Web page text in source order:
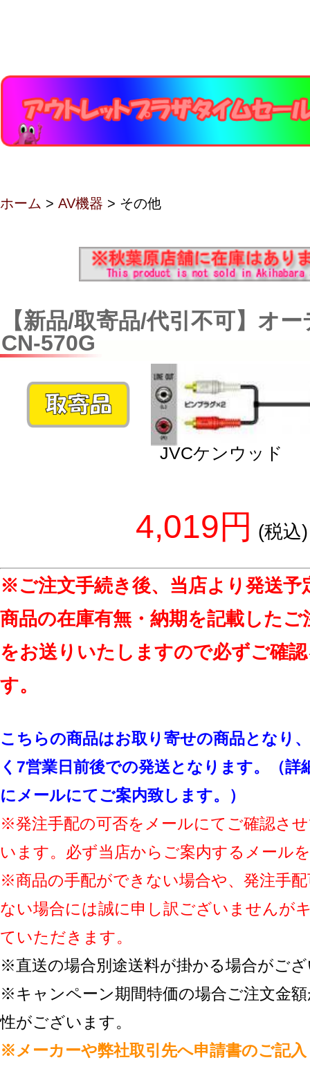
ホーム > AV機器 > その他
【新品/取寄品/代引不可】オ
CN-570G
JVCケンウッド
4,019円 (税込)
※ご注文手続き後、当店より発送予
商品の在庫有無・納期を記載したご
をお送りいたしますので必ずご確
す。
こちらの商品はお取り寄せの商品となり
く7営業日前後での発送となります。（詳
にメールにてご案内致します。）
※発注手配の可否をメールにてご確認さ
います。必ず当店からご案内するメール
※商品の手配ができない場合や、発注手
ない場合には誠に申し訳ございませんが
ていただきます。
※直送の場合別途送料が掛かる場合がご
※キャンペーン期間特価の場合ご注文金
性がございます。
※メーカーや弊社取引先へ申請書のご記